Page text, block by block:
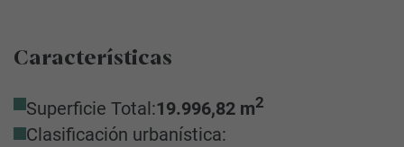
Características
Superficie Total:19.996,82 m2
Clasificación urbanística: